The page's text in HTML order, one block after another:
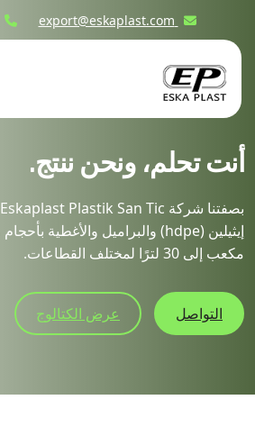
export@eskaplast.com
أنت تحلم، ونحن ننتج.
مكعب إلى 30 لترًا لمختلف القطاعات.
التواصل عرض الكتالوج